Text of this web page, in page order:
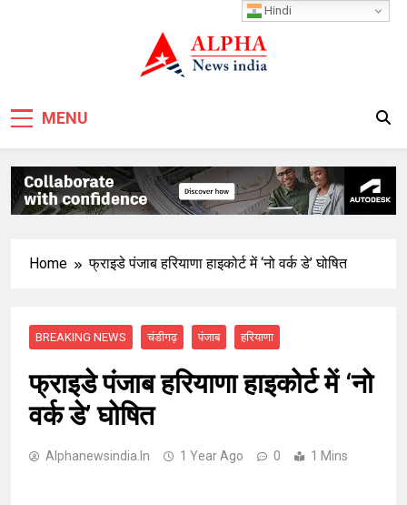
MENU
Home फ्राइडे पंजाब हरियाणा हाइकोर्ट में ‘नो वर्क डे’ घोषित
BREAKING NEWS चंडीगढ़ पंजाब हरियाणा
फ्राइडे पंजाब हरियाणा हाइकोर्ट में ‘नो
वर्क डे’ घोषित
Alphanewsindia.in 1 Year Ago 0 1 Mins
Hindi